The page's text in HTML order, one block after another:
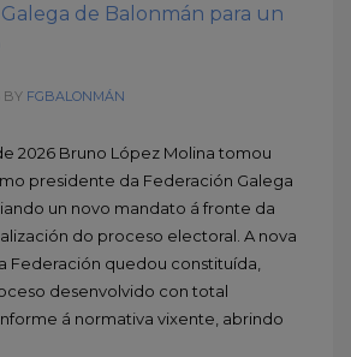
de Balonmán para un
BY FGBALONMÁN
2026 Bruno López Molina tomou
presidente da Federación Galega
un novo mandato á fronte da
do proceso electoral. A nova
Federación quedou constituída,
desenvolvido con total
á normativa vixente, abrindo